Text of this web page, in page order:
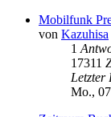
Mobilfunk
von Kazuhisa
1
17311
Letzter
Mo.,